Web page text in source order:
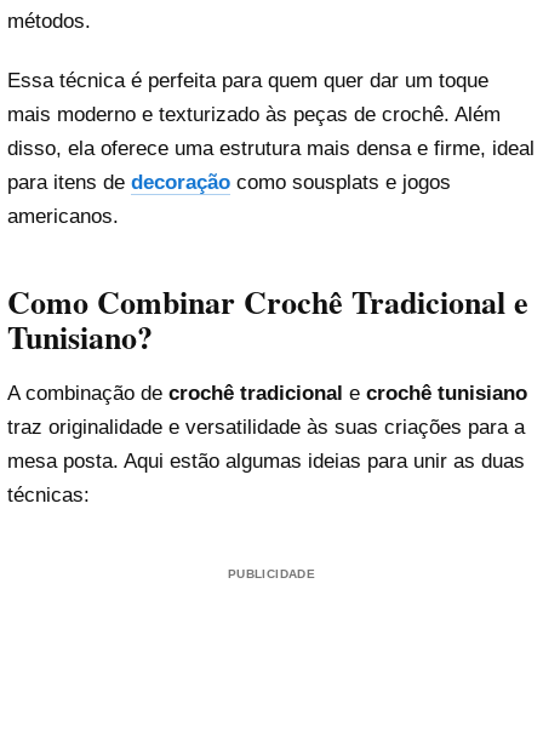
métodos.
Essa técnica é perfeita para quem quer dar um toque
mais moderno e texturizado às peças de crochê. Além
disso, ela oferece uma estrutura mais densa e firme, ideal
para itens de decoração como sousplats e jogos
americanos.
Como Combinar Crochê Tradicional e
Tunisiano?
A combinação de crochê tradicional e crochê tunisiano
traz originalidade e versatilidade às suas criações para a
mesa posta. Aqui estão algumas ideias para unir as duas
técnicas:
PUBLICIDADE